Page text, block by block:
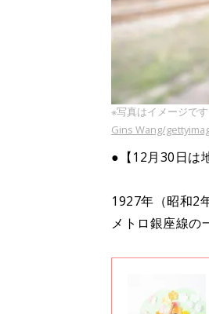
※写真はイメージです
Gins Wang/
●【12月30日は
1927年（昭和2
メトロ銀座線の